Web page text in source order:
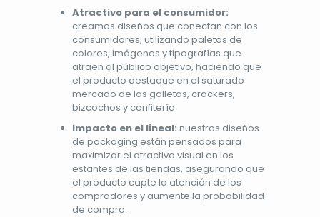
Atractivo para el consumidor:
creamos diseños que conectan con los
consumidores, utilizando paletas de
colores, imágenes y tipografías que
atraen al público objetivo, haciendo que
el producto destaque en el saturado
mercado de las galletas, crackers,
bizcochos y confitería.
Impacto en el lineal: nuestros diseños
de packaging están pensados para
maximizar el atractivo visual en los
estantes de las tiendas, asegurando que
el producto capte la atención de los
compradores y aumente la probabilidad
de compra.